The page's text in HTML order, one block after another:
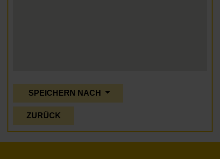
SPEICHERN NACH
ZURÜCK